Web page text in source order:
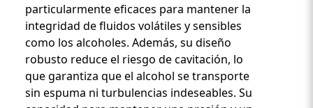
particularmente eficaces para mantener la
integridad de fluidos volátiles y sensibles
como los alcoholes. Además, su diseño
robusto reduce el riesgo de cavitación, lo
que garantiza que el alcohol se transporte
sin espuma ni turbulencias indeseables. Su